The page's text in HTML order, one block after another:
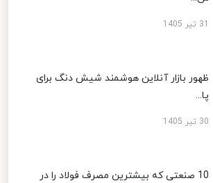
ظهور بازار آنلاین هوشمند شیش دنگ برای
پا...
30 تیر 1405
10 صنعتی که بیشترین مصرف فولاد را در